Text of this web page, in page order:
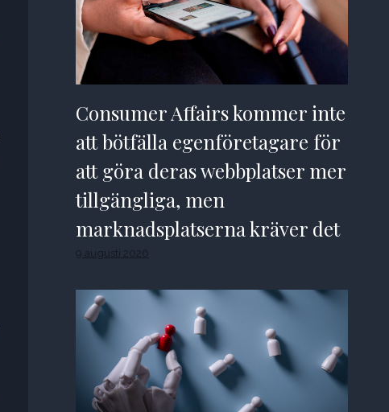
Consumer Affairs kommer inte
att bötfälla egenföretagare för
att göra deras webbplatser mer
tillgängliga, men
marknadsplatserna kräver det
9 augusti 2026